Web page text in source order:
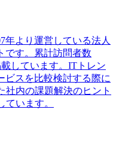
年より運営している法人
です。累計訪問者数
しています。ITトレン
ビスを比較検討する際に
社内の課題解決のヒント
います。